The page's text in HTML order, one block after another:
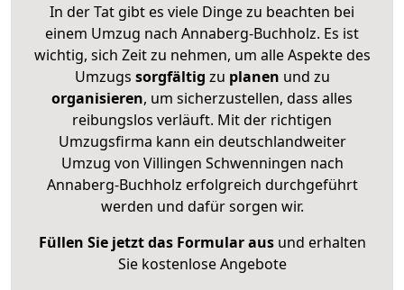
In der Tat gibt es viele Dinge zu beachten bei
einem Umzug nach Annaberg-Buchholz. Es ist
wichtig, sich Zeit zu nehmen, um alle Aspekte des
Umzugs sorgfältig zu planen und zu
organisieren, um sicherzustellen, dass alles
reibungslos verläuft. Mit der richtigen
Umzugsfirma kann ein deutschlandweiter
Umzug von Villingen Schwenningen nach
Annaberg-Buchholz erfolgreich durchgeführt
werden und dafür sorgen wir.
Füllen Sie jetzt das Formular ausund erhalten
Sie kostenlose Angebote